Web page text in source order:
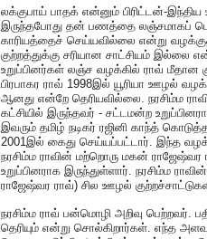
லக்குபாய் பாதக் என்னும் பிரிட்டன்-
இருந்தபோது தன் பணத்தை லஞ்சமாகப்
காரியத்தைச் செய்யவில்லை என்று
குற்றத்துக்கு சரியான சாட்சியம் இல்லை
உறுப்பினர்கள் லஞ்ச வழக்கில் ராவ் மீதான
பிரபாகர ராவ் 1998இல் யூரியா ஊழல்
ஆனது என்றே தெரியவில்லை. நரசிம்ம
கட்சியில் இருந்தவர் - சட்டமன்ற
இவரும் தமிழ் நடிகர் ரஜினி காந்த்
2001இல் கைது செய்யப்பட்டார். இந்த
நரசிம்ம ராவின் மற்றொரு மகன்
உறுப்பினராக இருந்துள்ளார். நரசிம்ம
ராஜேஷ்வர ராவ்) சில ஊழல்
நரசிம்ம ராவ் பன்மொழி அறிவு பெற்றவர்.
தெரியும் என்று சொல்கிறார்கள். எந்த